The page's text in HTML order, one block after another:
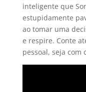
inteligente que
estupidamente
ao tomar uma
e respire. Conte
pessoal, seja com